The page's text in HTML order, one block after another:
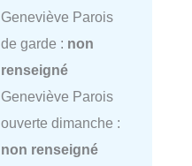
Geneviève Parois
de garde : non
renseigné
Geneviève Parois
ouverte dimanche :
non renseigné